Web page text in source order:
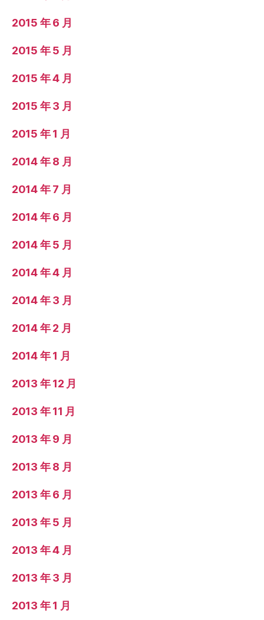
2015 年 6 月
2015 年 5 月
2015 年 4 月
2015 年 3 月
2015 年 1 月
2014 年 8 月
2014 年 7 月
2014 年 6 月
2014 年 5 月
2014 年 4 月
2014 年 3 月
2014 年 2 月
2014 年 1 月
2013 年 12 月
2013 年 11 月
2013 年 9 月
2013 年 8 月
2013 年 6 月
2013 年 5 月
2013 年 4 月
2013 年 3 月
2013 年 1 月